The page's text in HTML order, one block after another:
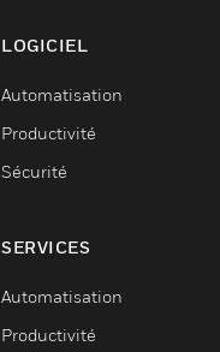
LOGICIEL
Automatisation
Productivité
Sécurité
SERVICES
Automatisation
Productivité